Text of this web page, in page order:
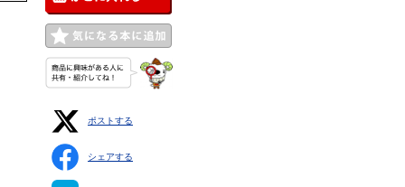
ポストする
シェアする